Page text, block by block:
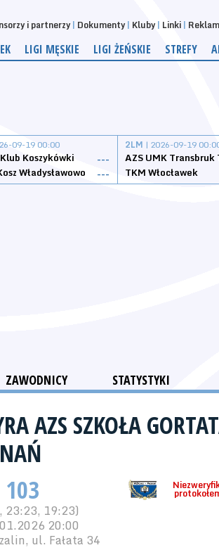
i partnerzy Dokumenty Kluby Linki
LIGI MĘSKIE LIGI ŻEŃSKIE STREFY
09-19 00:00
Koszykówki
---
Władysławowo
---
2LM | 2026-09-19
AZS UMK Transbruk
TKM Włocławek
ZAWODNICY STATYSTYKI
AZS SZKOŁA
23:23, 19:23)
20:00
ul. Fałata 34